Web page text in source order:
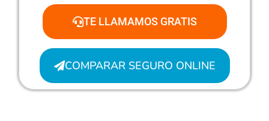
TE LLAMAMOS GRATIS
COMPARAR SEGURO ONLINE